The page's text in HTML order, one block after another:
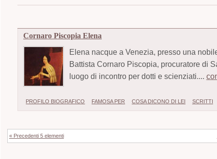
Cornaro Piscopia Elena
Elena nacque a Venezia, presso una
Battista Cornaro Piscopia, procuratore di
luogo di incontro per dotti e scienziati....
PROFILO BIOGRAFICO FAMOSA PER COSA DICONO DI LEI SCRITTI
« Precedenti 5 elementi